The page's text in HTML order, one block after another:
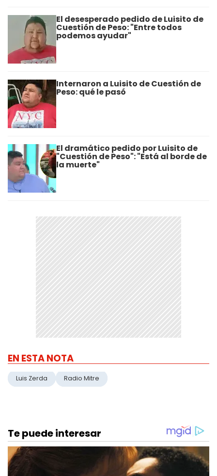
El desesperado pedido de Luisito de
Cuestión de Peso: "Entre todos
podemos ayudar"
Internaron a Luisito de Cuestión de
Peso: qué le pasó
El dramático pedido por Luisito de
"Cuestión de Peso": "Está al borde de
la muerte"
EN ESTA NOTA
Luis Zerda Radio Mitre